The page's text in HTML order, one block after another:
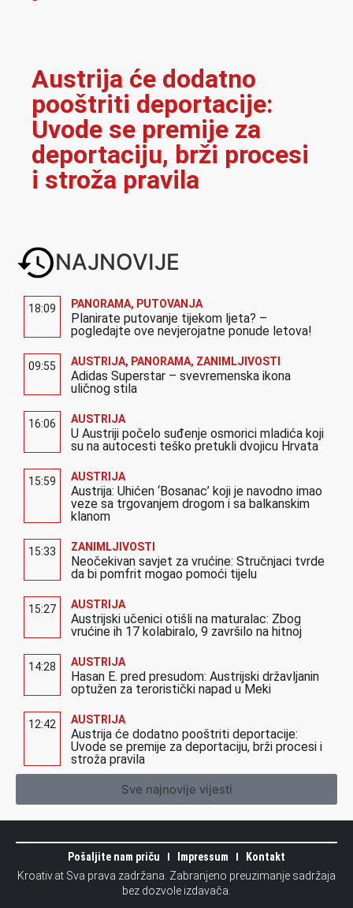
Austrija će dodatno
pooštriti deportacije:
Uvode se premije za
deportaciju, brži procesi
i stroža pravila
NAJNOVIJE
18:09 PANORAMA, PUTOVANJA
Planirate putovanje tijekom ljeta? –
pogledajte ove nevjerojatne ponude letova!
09:55 AUSTRIJA, PANORAMA, ZANIMLJIVOSTI
Adidas Superstar – svevremenska ikona
uličnog stila
16:06 AUSTRIJA
U Austriji počelo suđenje osmorici mladića koji
su na autocesti teško pretukli dvojicu Hrvata
15:59 AUSTRIJA
Austrija: Uhićen ‘Bosanac’ koji je navodno imao
veze sa trgovanjem drogom i sa balkanskim
klanom
15:33 ZANIMLJIVOSTI
Neočekivan savjet za vrućine: Stručnjaci tvrde
da bi pomfrit mogao pomoći tijelu
15:27 AUSTRIJA
Austrijski učenici otišli na maturalac: Zbog
vrućine ih 17 kolabiralo, 9 završilo na hitnoj
14:28 AUSTRIJA
Hasan E. pred presudom: Austrijski državljanin
optužen za teroristički napad u Meki
12:42 AUSTRIJA
Austrija će dodatno pooštriti deportacije:
Uvode se premije za deportaciju, brži procesi i
stroža pravila
Sve najnovije vijesti
Pošaljite nam priču Impressum
Kontakt
Kroativ.at Sva prava zadržana. Zabranjeno preuzimanje sadržaja
bez dozvole izdavača.